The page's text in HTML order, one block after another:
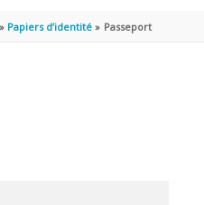
Papiers d’identité Passeport